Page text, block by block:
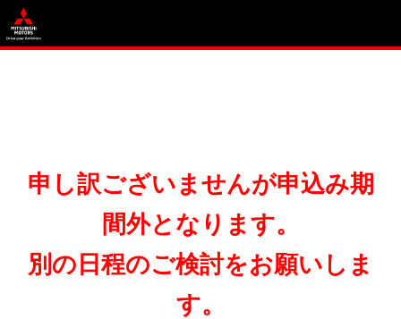
申し訳ございませんが申込み期
間外となります。
別の日程のご検討をお願いしま
す。